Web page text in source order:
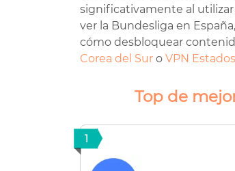
significativamente al
ver la Bundesliga en
cómo desbloquear
Corea del Sur o VPN
Top de
1